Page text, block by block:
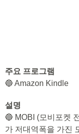
주요 프로그램
🔵 Amazon Kindle
설명
🔵 MOBI (모비포켓
가 저대역폭을 가진